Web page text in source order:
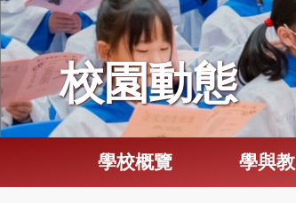
校園動態
學校概覽 學與教